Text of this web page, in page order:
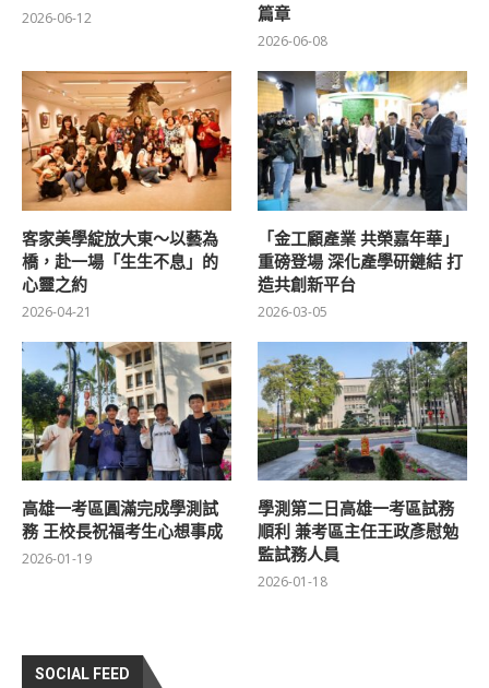
2026-06-12
篇章
2026-06-08
客家美學綻放大東～以藝為
橋，赴一場「生生不息」的
心靈之約
2026-04-21
「金工顧產業 共榮嘉年華」
重磅登場 深化產學研鏈結 打
造共創新平台
2026-03-05
高雄一考區圓滿完成學測試
務 王校長祝福考生心想事成
2026-01-19
學測第二日高雄一考區試務
順利 兼考區主任王政彥慰勉
監試務人員
2026-01-18
SOCIAL FEED